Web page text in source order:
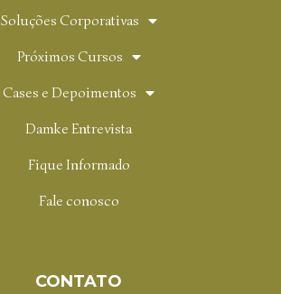
Soluções Corporativas
Próximos Cursos
Cases e Depoimentos
Damke Entrevista
Fique Informado
Fale conosco
CONTATO